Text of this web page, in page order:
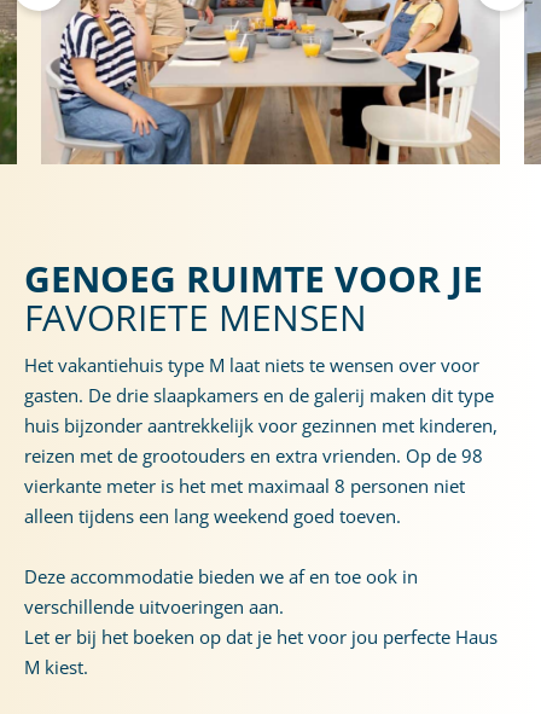
GENOEG RUIMTE VOOR JE
FAVORIETE MENSEN
Het vakantiehuis type M laat niets te wensen over voor
gasten. De drie slaapkamers en de galerij maken dit type
huis bijzonder aantrekkelijk voor gezinnen met kinderen,
reizen met de grootouders en extra vrienden. Op de 98
vierkante meter is het met maximaal 8 personen niet
alleen tijdens een lang weekend goed toeven.
Deze accommodatie bieden we af en toe ook in
verschillende uitvoeringen aan.
Let er bij het boeken op dat je het voor jou perfecte Haus
M kiest.